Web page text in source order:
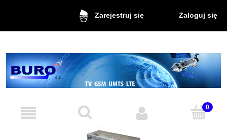
Zarejestruj się Zaloguj się